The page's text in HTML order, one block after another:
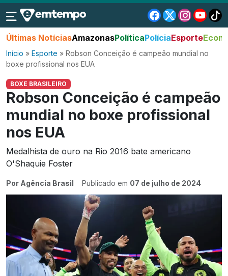
Últimas NotíciasAmazonasPolíticaPolíciaEsporte
Início » Esporte » Robson Conceição é campeão mundial no
boxe profissional nos EUA
BOXE BRASILEIRO
Robson Conceição é campeão
mundial no boxe profissional
nos EUA
Medalhista de ouro na Rio 2016 bate americano
O'Shaquie Foster
Por Agência Brasil Publicado em 07 de julho de 2024